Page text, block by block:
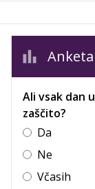
Anketa
Ali vsak dan
zaščito?
Da
Ne
Včasih